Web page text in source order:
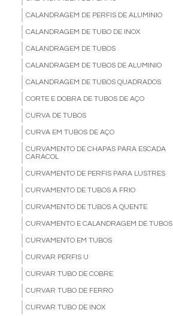
CALANDRAGEM DE PERFIS DE ALUMINIO
CALANDRAGEM DE TUBO DE INOX
CALANDRAGEM DE TUBOS
CALANDRAGEM DE TUBOS DE ALUMINIO
CALANDRAGEM DE TUBOS QUADRADOS
CORTE E DOBRA DE TUBOS DE AÇO
CURVA DE TUBOS
CURVA EM TUBOS DE AÇO
CURVAMENTO DE CHAPAS PARA ESCADA
CARACOL
CURVAMENTO DE PERFIS PARA LUSTRES
CURVAMENTO DE TUBOS A FRIO
CURVAMENTO DE TUBOS A QUENTE
CURVAMENTO E CALANDRAGEM DE TUBOS
CURVAMENTO EM TUBOS
CURVAR PERFIS U
CURVAR TUBO DE COBRE
CURVAR TUBO DE FERRO
CURVAR TUBO DE INOX